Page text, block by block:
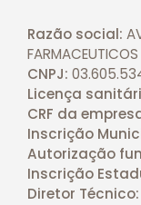
Razão social:
CNPJ:
Licença
CRF da
Inscrição
Autorização
Inscrição
Diretor Técnico: